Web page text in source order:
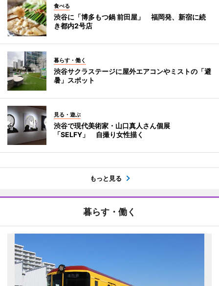
食べる
渋谷に「博多もつ鍋 前田屋」 福岡発、新宿に続
き都内2号店
暮らす・働く
渋谷サクラステージに屋外エアコンやミストの「避
暑」スポット
見る・遊ぶ
渋谷で現代美術家・山口真人さん個展
「SELFY」 自撮り女性描く
もっと見る
暮らす・働く